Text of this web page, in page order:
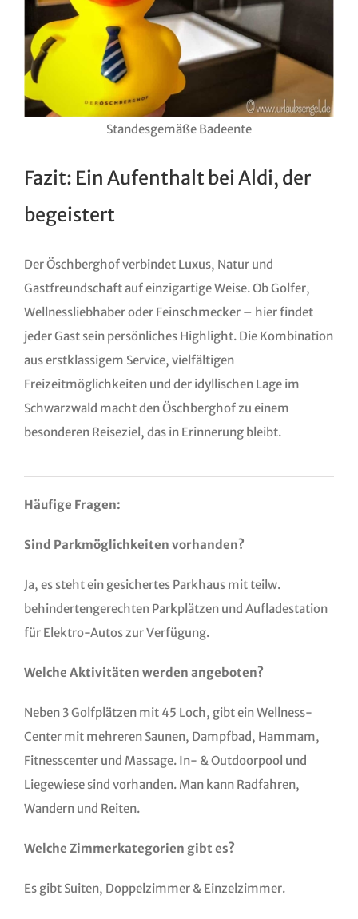
Standesgemäße Badeente
Fazit: Ein Aufenthalt bei Aldi, der
begeistert
Der Öschberghof verbindet Luxus, Natur und
Gastfreundschaft auf einzigartige Weise. Ob Golfer,
Wellnessliebhaber oder Feinschmecker – hier findet
jeder Gast sein persönliches Highlight. Die Kombination
aus erstklassigem Service, vielfältigen
Freizeitmöglichkeiten und der idyllischen Lage im
Schwarzwald macht den Öschberghof zu einem
besonderen Reiseziel, das in Erinnerung bleibt.
Häufige Fragen:
Sind Parkmöglichkeiten vorhanden?
Ja, es steht ein gesichertes Parkhaus mit teilw.
behindertengerechten Parkplätzen und Aufladestation
für Elektro-Autos zur Verfügung.
Welche Aktivitäten werden angeboten?
Neben 3 Golfplätzen mit 45 Loch, gibt ein Wellness-
Center mit mehreren Saunen, Dampfbad, Hammam,
Fitnesscenter und Massage. In- & Outdoorpool und
Liegewiese sind vorhanden. Man kann Radfahren,
Wandern und Reiten.
Welche Zimmerkategorien gibt es?
Es gibt Suiten, Doppelzimmer & Einzelzimmer.